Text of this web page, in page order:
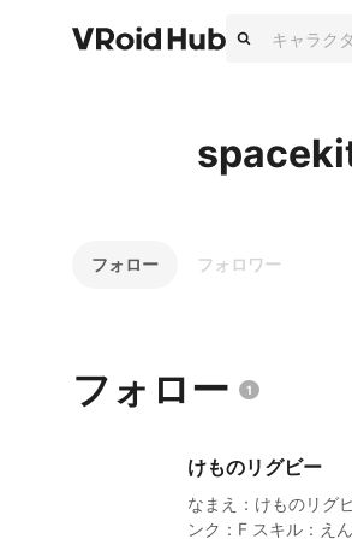
フォロー フォロワー
フォロー 1
けものリグビー
なまえ：けものリ
ンク：F スキル：